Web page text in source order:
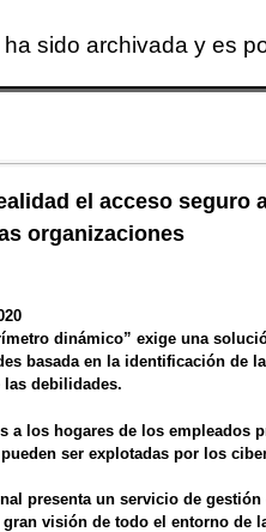
sido archivada y es
el acceso seguro
organizaciones
dinámico” exige una
basada en la identificación de
debilidades.
a los hogares de los empleados
ser explotadas por los
presenta un servicio de
visión de todo el entorno de